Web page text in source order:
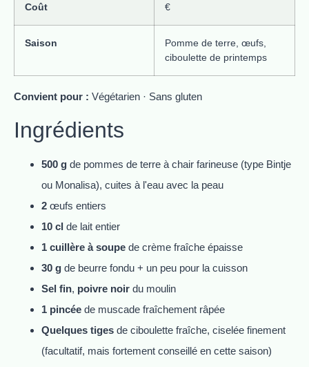
Coût €
Saison
Pomme de terre, œufs,
ciboulette de printemps
Convient pour : Végétarien · Sans gluten
Ingrédients
500 g de pommes de terre à chair farineuse (type Bintje
ou Monalisa), cuites à l'eau avec la peau
2 œufs entiers
10 cl de lait entier
1 cuillère à soupe de crème fraîche épaisse
30 g de beurre fondu + un peu pour la cuisson
Sel fin, poivre noir du moulin
1 pincée de muscade fraîchement râpée
Quelques tiges de ciboulette fraîche, ciselée finement
(facultatif, mais fortement conseillé en cette saison)